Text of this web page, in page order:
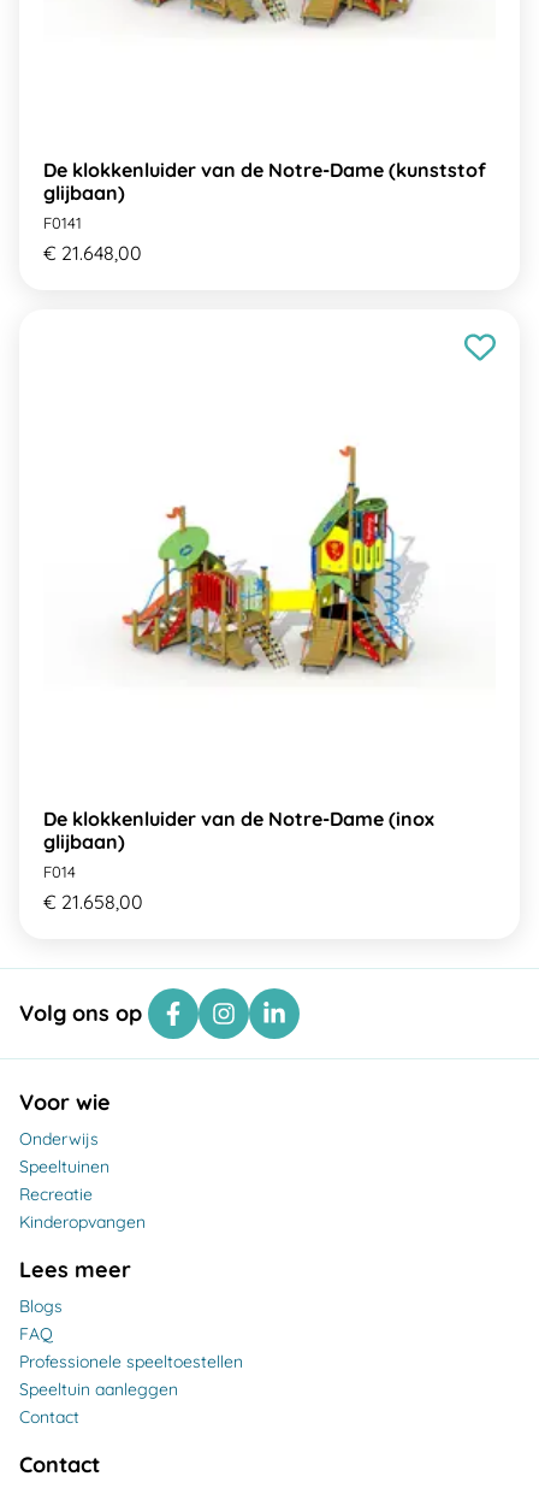
De klokkenluider van de Notre-Dame (kunststof
glijbaan)
F0141
€ 21.648,00
De klokkenluider van de Notre-Dame (inox
glijbaan)
F014
€ 21.658,00
Volg ons op
Voor wie
Onderwijs
Speeltuinen
Recreatie
Kinderopvangen
Lees meer
Blogs
FAQ
Professionele speeltoestellen
Speeltuin aanleggen
Contact
Contact